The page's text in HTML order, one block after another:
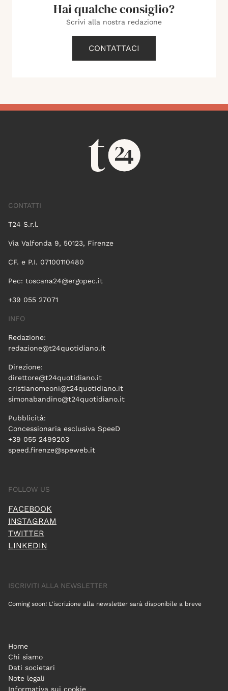
Hai qualche consiglio?
Scrivi alla nostra redazione
CONTATTACI
CONTATTI
T24 S.r.l.
Via Valfonda 9, 50123, Firenze
CF. e P.I. 07100110480
Pec: toscana24@ergopec.it
+39 055 27071
INFO
Redazione:
redazione@t24quotidiano.it
Direzione:
direttore@t24quotidiano.it
cristianomeoni@t24quotidiano.it
simonabandino@t24quotidiano.it
Pubblicità:
Concessionaria esclusiva SpeeD
+39 055 2499203
speed.firenze@speweb.it
FOLLOW US
FACEBOOK
INSTAGRAM
TWITTER
LINKEDIN
ISCRIVITI ALLA NEWSLETTER
Coming soon! L'iscrizione alla newsletter sarà disponibile a breve
Home
Chi siamo
Dati societari
Note legali
Informativa sui cookie